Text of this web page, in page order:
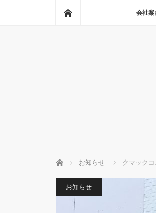
会社案
ホーム お知らせ クマック
お知らせ